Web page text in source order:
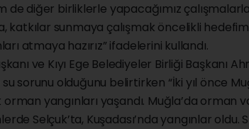
de diğer birliklerle yapacağımız
katkılar sunmaya çalışmak öncelikli
atmaya hazırız” ifadelerini kullandı.
ve Kıyı Ege Belediyeler Birliği Başkanı
sorunu olduğunu belirtirken “İki yıl önce
yangınları yaşandı. Muğla’da orman
Selçuk’ta, Kuşadası’nda yangınlar oldu.